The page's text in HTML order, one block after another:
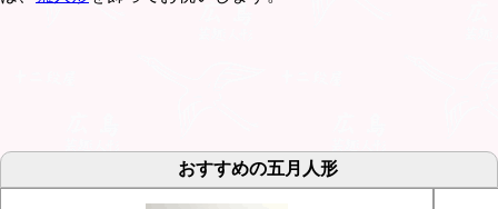
おすすめの五月人形